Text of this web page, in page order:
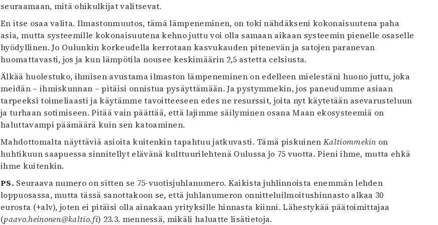
seuraamaan, mitä ohikulkijat valitsevat.
En itse osaa valita. Ilmastonmuutos, tämä lämpeneminen, on toki nähdäkseni kokonaisuutena paha
asia, mutta systeemille kokonaisuutena kehno juttu voi olla samaan aikaan systeemin pienelle osaselle
hyödyllinen. Jo Oulunkin korkeudella kerrotaan kasvukauden pitenevän ja satojen paranevan
huomattavasti, jos ja kun lämpötila nousee keskimäärin 2,5 astetta celsiusta.
Älkää huolestuko, ihmisen avustama ilmaston lämpeneminen on edelleen mielestäni huono juttu, joka
meidän – ihmiskunnan – pitäisi onnistua pysäyttämään. Ja pystymmekin, jos paneudumme asiaan
tarpeeksi toimeliaasti ja käytämme tavoitteeseen edes ne resurssit, joita nyt käytetään asevarusteluun
ja turhaan sotimiseen. Pitää vain päättää, että lajimme säilyminen osana Maan ekosysteemiä on
haluttavampi päämäärä kuin sen katoaminen.
Mahdottomalta näyttäviä asioita kuitenkin tapahtuu jatkuvasti. Tämä piskuinen Kaltiommekin on
huhtikuun saapuessa sinnitellyt elävänä kulttuurilehtenä Oulussa jo 75 vuotta. Pieni ihme, mutta ehkä
ihme kuitenkin.
PS. Seuraava numero on sitten se 75-vuotisjuhlanumero. Kaikista juhlinnoista enemmän lehden
loppuosassa, mutta tässä sanottakoon se, että juhlanumeron onnitteluilmoitushinnasto alkaa 30
eurosta (+alv), joten ei pitäisi olla ainakaan yrityksille hinnasta kiinni. Lähestykää päätoimittajaa
(paavo.heinonen@kaltio.fi) 23.3. mennessä, mikäli haluatte lisätietoja.